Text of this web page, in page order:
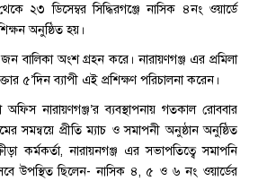
২৩ ডিসেম্বর সিদ্ধিরগঞ্জে নাসিক ৪নং ওয়ার্ডে
অনুষ্ঠিত হয়।
বালিকা অংশ গ্রহন করে। নারায়ণগঞ্জ এর প্রমিলা
৫’দিন ব্যাপী এই প্রশিক্ষণ পরিচালনা করেন।
অফিস নারায়ণগঞ্জ’র ব্যবস্থাপনায় গতকাল রোববার
সমন্বয়ে প্রীতি ম্যাচ ও সমাপনী অনুষ্ঠান অনুষ্ঠিত
কর্মকর্তা, নারায়নগঞ্জ এর সভাপতিত্বে সমাপনি
উপস্থিত ছিলেন- নাসিক ৪, ৫ ও ৬ নং ওয়ার্ডের